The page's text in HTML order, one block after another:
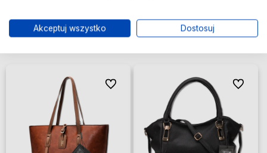
Do ulubionych Do
Akceptuj wszystko Dostosuj